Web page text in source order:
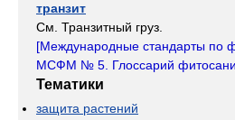
транзит
См. Транзитный груз.
[Mеждународные стандарты по
МСФМ № 5. Глоссарий
Тематики
защита растений